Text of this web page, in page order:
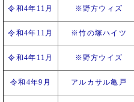
令和4年11月 ※野方ウィズ
令和4年11月 ※竹の塚ハイツ
令和4年11月 ※野方ウイズ
令和4年9月 アルカサル亀戸